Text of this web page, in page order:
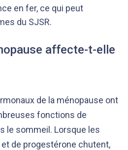
en fer, ce qui peut
du SJSR.
affecte-t-elle
de la ménopause ont
fonctions de
le sommeil. Lorsque les
de progestérone chutent,